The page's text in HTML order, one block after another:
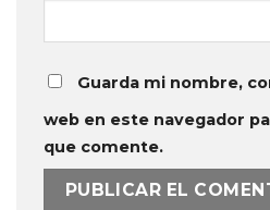
Guarda mi nombre,
web en este navegador
que comente.